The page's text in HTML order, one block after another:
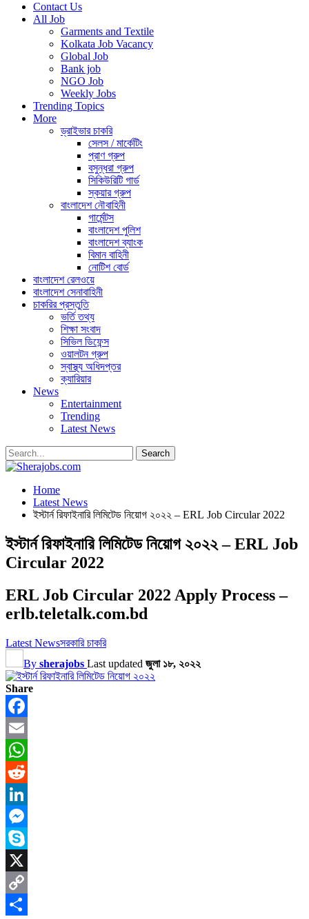
Contact Us
All Job
Garments and Textile
Kolkata Job Vacancy
Global Job
Bank job
NGO Job
Weekly Jobs
Trending Topics
More
ড্রাইভার চাকরি
সেলস / মার্কেটিং
প্রাণ গ্রুপ
বসুন্ধরা গ্রুপ
সিকিউরিটি গার্ড
স্কয়ার গ্রুপ
বাংলাদেশ নৌবাহিনী
গার্মেন্টস
বাংলাদেশ পুলিশ
বাংলাদেশ ব্যাংক
বিমান বাহিনী
নোটিশ বোর্ড
বাংলাদেশ রেলওয়ে
বাংলাদেশ সেনাবাহিনী
চাকরির প্রস্তুতি
ভর্তি তথ্য
শিক্ষা সংবাদ
সিভিল ডিফেন্স
ওয়ালটন গ্রুপ
স্বাস্থ্য অধিদপ্তর
ক্যারিয়ার
News
Entertainment
Trending
Latest News
Home
Latest News
ইস্টার্ন রিফাইনারি লিমিটেড নিয়োগ ২০২২ – ERL Job Circular 2022
ইস্টার্ন রিফাইনারি লিমিটেড নিয়োগ ২০২২ – ERL Job
Circular 2022
ERL Job Circular 2022 Apply Process –
erlb.teletalk.com.bd
Latest Newsসরকারি চাকরি
By sherajobs Last updated জুলা ১৮, ২০২২
Share
Facebook
Email
WhatsApp
Reddit
LinkedIn
Messenger
Skype
X
Copy